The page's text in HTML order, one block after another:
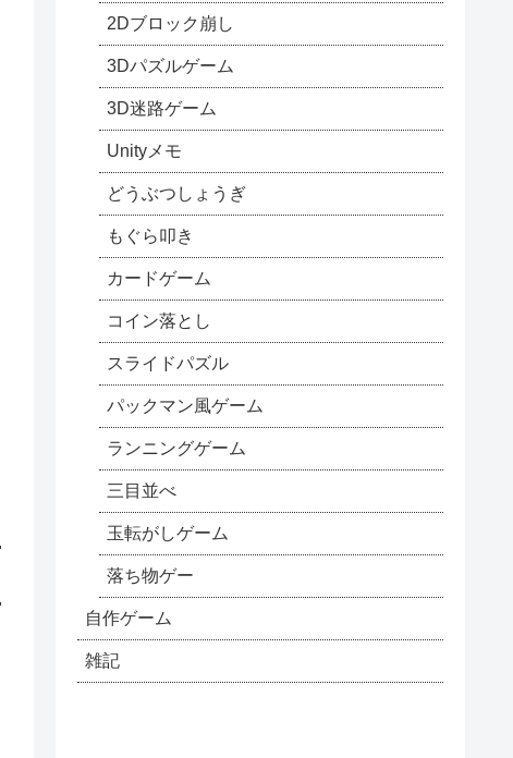
2Dブロック崩し
3Dパズルゲーム
3D迷路ゲーム
Unityメモ
どうぶつしょうぎ
もぐら叩き
カードゲーム
コイン落とし
スライドパズル
パックマン風ゲーム
ランニングゲーム
三目並べ
玉転がしゲーム
落ち物ゲー
自作ゲーム
雑記